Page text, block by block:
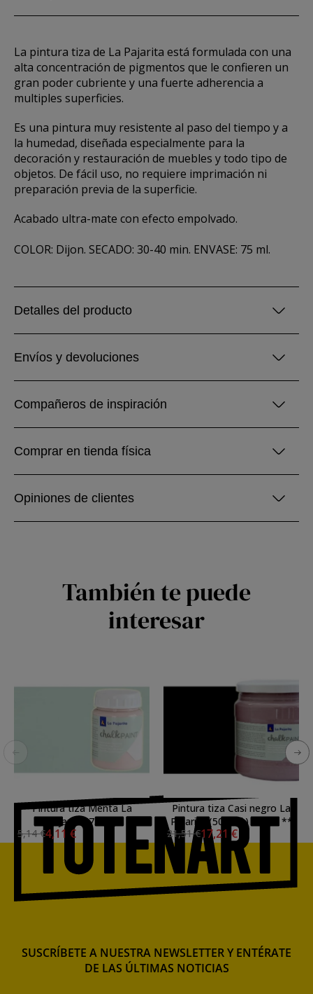
La pintura tiza de La Pajarita está formulada con una
alta concentración de pigmentos que le confieren un
gran poder cubriente y una fuerte adherencia a
multiples superficies.
Es una pintura muy resistente al paso del tiempo y a
la humedad, diseñada especialmente para la
decoración y restauración de muebles y todo tipo de
objetos. De fácil uso, no requiere imprimación ni
preparación previa de la superficie.
Acabado ultra-mate con efecto empolvado.
COLOR: Dijon. SECADO: 30-40 min. ENVASE: 75 ml.
Detalles del producto
Envíos y devoluciones
Compañeros de inspiración
Comprar en tienda física
Opiniones de clientes
También te puede
interesar
Pintura tiza Menta La
Pajarita (75ml.)
5,14 €4,11 €
Pintura tiza Casi negro La
Pajarita (500 ml.) CP-27 **
21,51 €17,21 €
SUSCRÍBETE A NUESTRA NEWSLETTER Y ENTÉRATE
DE LAS ÚLTIMAS NOTICIAS